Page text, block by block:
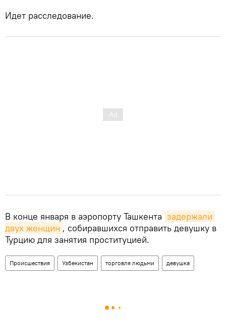
Идет расследование.
В конце января в аэропорту Ташкента задержали
двух женщин , собиравшихся отправить девушку в
Турцию для занятия проституцией.
Происшествия Узбекистан торговля людьми девушка